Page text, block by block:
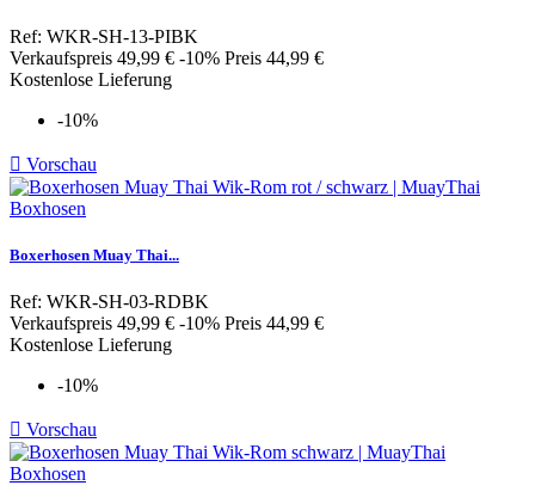
Ref: WKR-SH-13-PIBK
Verkaufspreis 49,99 € -10% Preis 44,99 €
Kostenlose Lieferung
-10%
 Vorschau
Boxerhosen Muay Thai...
Ref: WKR-SH-03-RDBK
Verkaufspreis 49,99 € -10% Preis 44,99 €
Kostenlose Lieferung
-10%
 Vorschau